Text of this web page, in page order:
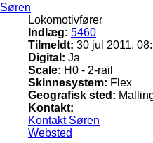
Søren
Lokomotivfører
Indlæg: 5460
Tilmeldt: 30 jul 2011,
Digital: Ja
Scale: H0 - 2-rail
Skinnesystem: Flex
Geografisk sted:
Kontakt:
Kontakt Søren
Websted